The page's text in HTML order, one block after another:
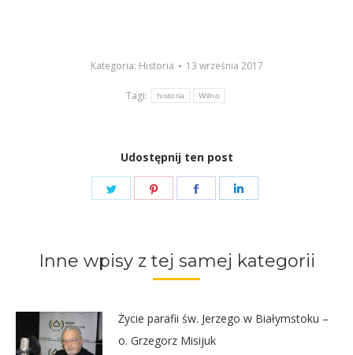
Kategoria: Historia 13 września 2017
Tagi: historia Wilno
Udostępnij ten post
Share
Share
Share
Inne wpisy z tej samej kategorii
Życie parafii św. Jerzego w Białymstoku –
o. Grzegorz Misijuk